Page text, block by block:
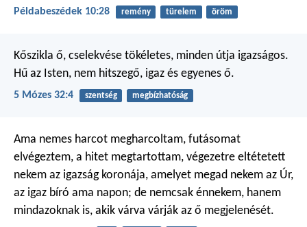
Példabeszédek 10:28 remény türelem öröm
Kőszikla ő, cselekvése tökéletes, minden útja igazságos.
Hű az Isten, nem hitszegő, igaz és egyenes ő.
5 Mózes 32:4 szentség megbízhatóság
Ama nemes harcot megharcoltam, futásomat
elvégeztem, a hitet megtartottam, végezetre eltétetett
nekem az igazság koronája, amelyet megad nekem az Úr,
az igaz bíró ama napon; de nemcsak énnekem, hanem
mindazoknak is, akik várva várják az ő megjelenését.